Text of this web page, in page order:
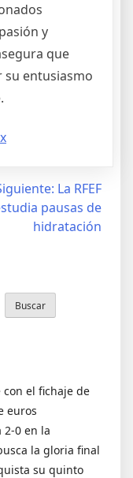
y
que
su entusiasmo
La RFEF
pausas de
hidratación
Buscar
el fichaje de
euros
2-0 en la
la gloria final
su quinto